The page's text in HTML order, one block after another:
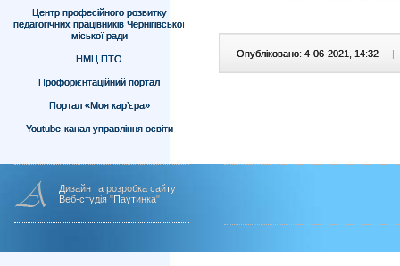
Центр професійного розвитку
педагогічних працівників Чернігівської
міської ради
НМЦ ПТО
Профорієнтаційний портал
Портал «Моя кар’єра»
Youtube-канал управління освіти
Опубліковано: 4-06-2021, 14:32 |
Дизайн та розробка сайту
Веб-студія "Паутинка"